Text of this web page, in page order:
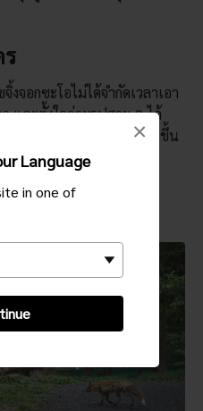
Language
in one of
×
จอกซะโอไม่ได้จำกัดเวลาเอา
และตั้งใจถ่ายรูปสวย ๆ ได้
อบ ๆ ก้อนหินและพุ่มหญ้าที่ขึ้น
ใจกลางกระท่อมไม้เล็ก ๆ
ชอบไปนอน